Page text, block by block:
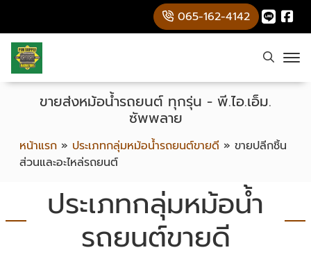
065-162-4142
หน้าแรก » ประเภทกลุ่มหม้อน้ำรถยนต์ขายดี » ขายปลีกชิ้น
ส่วนและอะไหล่รถยนต์
ขายส่งหม้อน้ำรถยนต์ ทุกรุ่น - พี.ไอ.เอ็ม.
ซัพพลาย
ประเภทกลุ่มหม้อน้ำ
รถยนต์ขายดี